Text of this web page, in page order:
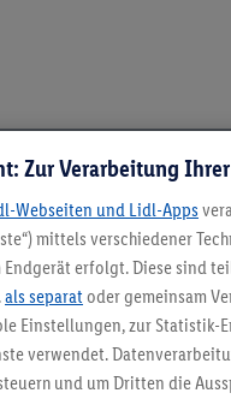
Zur Verarbeitung
Webseiten und Lidl-Apps
mittels verschiedener
erfolgt. Diese sind
als separat oder gemeinsam
Einstellungen, zur
verwendet.
und um Dritten die